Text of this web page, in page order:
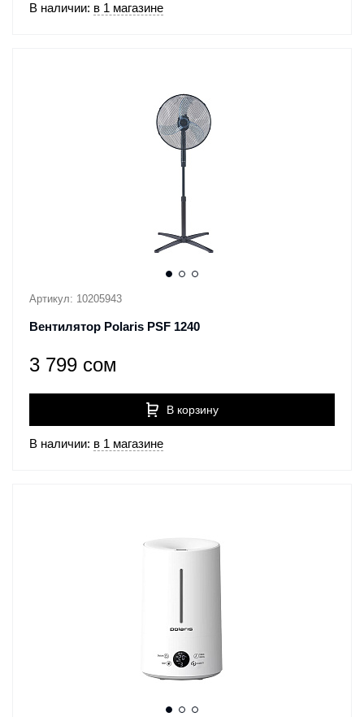
В наличии: в 1 магазине
Артикул: 10205943
Вентилятор Polaris PSF 1240
3 799 сом
В корзину
В наличии: в 1 магазине